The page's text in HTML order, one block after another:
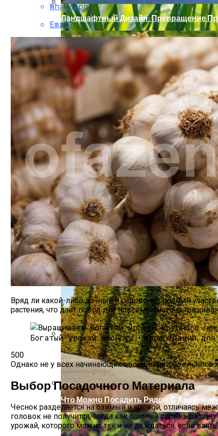
Солевой Раствор От Вредителей Для
Какой Сорт Огурцов Посадить Будущей
Ландшафтный Дизайн: Превращение
Какие Цветы Украсят Альпинарий?
Что Можно Посадить Рядом С
Whatsapp
Email
Вряд ли какой-либо дачный и садово-огородный
растения, что дает повод для повсеместного
Богатый урожай чеснока.Иллюстрация
500
Однако не у всех начинающих овощеводов
Выбор Посадочного Материала
Чеснок разделяется на озимый и яровой, отличаясь
головок не получится, тогда как озимый сорт
урожай, которого можно так и не дождаться, если